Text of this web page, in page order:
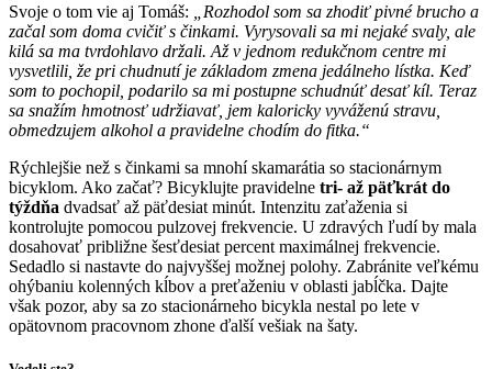
Svoje o tom vie aj Tomáš:
„Rozhodol som sa zhodiť pivné brucho a
začal som doma cvičiť s činkami. Vyrysovali sa mi nejaké svaly, ale
kilá sa ma tvrdohlavo držali. Až v jednom redukčnom centre mi
vysvetlili, že pri chudnutí je základom zmena jedálneho lístka. Keď
som to pochopil, podarilo sa mi postupne schudnúť desať kíl. Teraz
sa snažím hmotnosť udržiavať, jem kaloricky vyváženú stravu,
obmedzujem alkohol a pravidelne chodím do fitka.“
Rýchlejšie než s činkami sa mnohí skamarátia so stacionárnym
bicyklom. Ako začať? Bicyklujte pravidelne tri- až päťkrát do
týždňa dvadsať až päťdesiat minút. Intenzitu zaťaženia si
kontrolujte pomocou pulzovej frekvencie. U zdravých ľudí by mala
dosahovať približne šesťdesiat percent maximálnej frekvencie.
Sedadlo si nastavte do najvyššej možnej polohy. Zabránite veľkému
ohýbaniu kolenných kĺbov a preťaženiu v oblasti jabĺčka. Dajte
však pozor, aby sa zo stacionárneho bicykla nestal po lete v
opätovnom pracovnom zhone ďalší vešiak na šaty.